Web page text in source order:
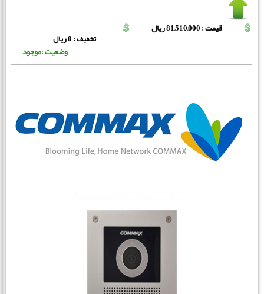
قیمت : 81,510,000 ریال
تخفیف : 0 ریال
وضعیت :موجود